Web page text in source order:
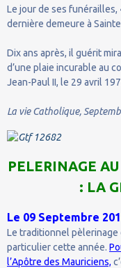
Le jour de ses funérailles,
dernière demeure à
Dix ans après, il guérit
d’une plaie incurable au
Jean-Paul II, le 29 avril
La vie Catholique,
PELERINAGE
: LA
Le 09 Septembre
Le traditionnel pèlerinage
particulier cette année.
l’Apôtre des Mauriciens,